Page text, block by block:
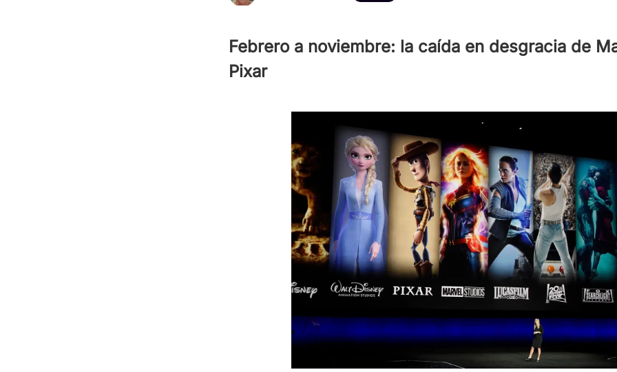
Febrero a noviembre: la caída en desgracia de
Pixar